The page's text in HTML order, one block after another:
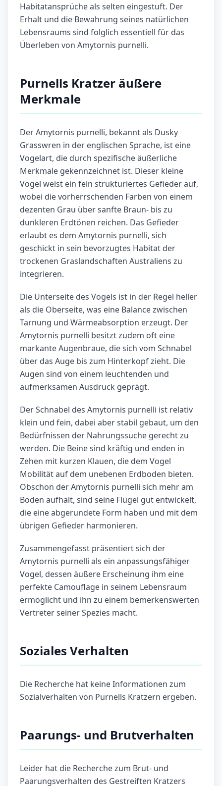
Habitatansprüche als selten eingestuft. Der
Erhalt und die Bewahrung seines natürlichen
Lebensraums sind folglich essentiell für das
Überleben von Amytornis purnelli.
Purnells Kratzer äußere
Merkmale
Der Amytornis purnelli, bekannt als Dusky
Grasswren in der englischen Sprache, ist eine
Vogelart, die durch spezifische äußerliche
Merkmale gekennzeichnet ist. Dieser kleine
Vogel weist ein fein strukturiertes Gefieder auf,
wobei die vorherrschenden Farben von einem
dezenten Grau über sanfte Braun- bis zu
dunkleren Erdtönen reichen. Das Gefieder
erlaubt es dem Amytornis purnelli, sich
geschickt in sein bevorzugtes Habitat der
trockenen Graslandschaften Australiens zu
integrieren.
Die Unterseite des Vogels ist in der Regel heller
als die Oberseite, was eine Balance zwischen
Tarnung und Wärmeabsorption erzeugt. Der
Amytornis purnelli besitzt zudem oft eine
markante Augenbraue, die sich vom Schnabel
über das Auge bis zum Hinterkopf zieht. Die
Augen sind von einem leuchtenden und
aufmerksamen Ausdruck geprägt.
Der Schnabel des Amytornis purnelli ist relativ
klein und fein, dabei aber stabil gebaut, um den
Bedürfnissen der Nahrungssuche gerecht zu
werden. Die Beine sind kräftig und enden in
Zehen mit kurzen Klauen, die dem Vogel
Mobilität auf dem unebenen Erdboden bieten.
Obschon der Amytornis purnelli sich mehr am
Boden aufhält, sind seine Flügel gut entwickelt,
die eine abgerundete Form haben und mit dem
übrigen Gefieder harmonieren.
Zusammengefasst präsentiert sich der
Amytornis purnelli als ein anpassungsfähiger
Vogel, dessen äußere Erscheinung ihm eine
perfekte Camouflage in seinem Lebensraum
ermöglicht und ihn zu einem bemerkenswerten
Vertreter seiner Spezies macht.
Soziales Verhalten
Die Recherche hat keine Informationen zum
Sozialverhalten von Purnells Kratzern ergeben.
Paarungs- und Brutverhalten
Leider hat die Recherche zum Brut- und
Paarungsverhalten des Gestreiften Kratzers